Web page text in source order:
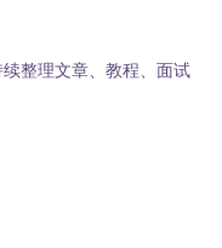
整理文章、教程、面试